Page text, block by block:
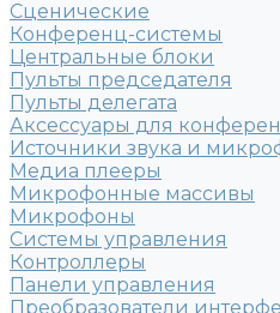
Сценические
Конференц-системы
Центральные блоки
Пульты председателя
Пульты делегата
Аксессуары для
Источники звука и
Медиа плееры
Микрофонные массивы
Микрофоны
Системы управления
Контроллеры
Панели управления
Преобразователи